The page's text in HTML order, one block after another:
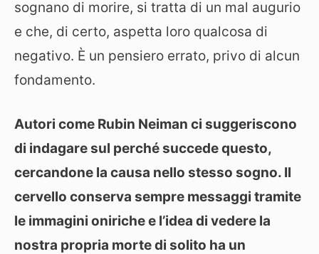
sognano di morire, si tratta di un mal augurio
e che, di certo, aspetta loro qualcosa di
negativo. È un pensiero errato, privo di alcun
fondamento.
Autori come Rubin Neiman ci suggeriscono
di indagare sul perché succede questo,
cercandone la causa nello stesso sogno. Il
cervello conserva sempre messaggi tramite
le immagini oniriche e l’idea di vedere la
nostra propria morte di solito ha un